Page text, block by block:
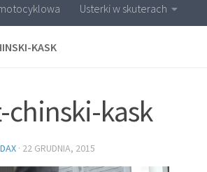
Usterki w skuterach
KASK
chinski-kask
· 22 GRUDNIA, 2015